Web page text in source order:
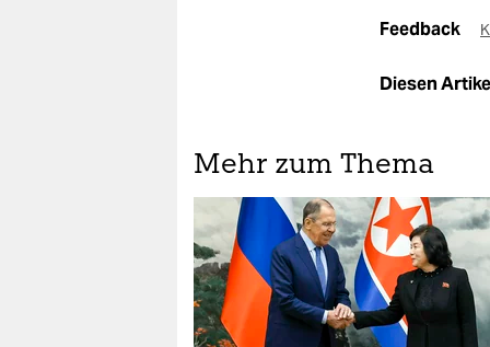
Feedback
Diesen
Mehr zum Thema